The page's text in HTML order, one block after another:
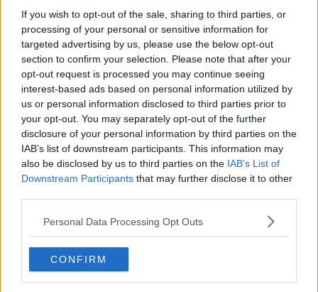
If you wish to opt-out of the sale, sharing to third parties, or
processing of your personal or sensitive information for
targeted advertising by us, please use the below opt-out
section to confirm your selection. Please note that after your
opt-out request is processed you may continue seeing
interest-based ads based on personal information utilized by
us or personal information disclosed to third parties prior to
your opt-out. You may separately opt-out of the further
disclosure of your personal information by third parties on the
IAB’s list of downstream participants. This information may
also be disclosed by us to third parties on the IAB’s List of
Downstream Participants that may further disclose it to other
Personal Data Processing Opt Outs
CONFIRM
Squadra Mobile di Siena per ricostruire le azioni e giungere
all’identificazione dei singoli componenti.
Il modus operandiutilizzato dal gruppo secondo l'ipotesi
investigativa sarebbe il seguente: la vittima riceve una prima
telefonata sulla propria utenza fissa da parte di un soggetto che,
qualificatosi come avvocato, le comunica che un proprio congiunto
ha causato un grave incidente e si trova in caserma e che, per
poter essere liberato, è necessario versare una cospicua somma di
denaro. Per isolare la vittima il telefonista le chiede di avere il suo
numero di cellulare sul quale, così le viene detto, verrà contattata
dal maresciallo che si sta occupando del caso. Dopo poco ecco
squillare il cellulare e, come preannunciato, il finto maresciallo
spiega alla vittima come fare per aiutare il proprio congiunto. Le
precisa che di lì a poco arriverà a casa un collaboratore al quale
dovrà dare soldi e gioielli. Pochi minuti dopo giunge alla porta della
vittima il collaboratore che, ben vestito e dai modi affabili, si